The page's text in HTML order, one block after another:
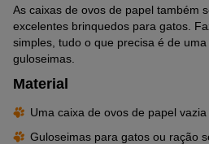
As caixas de ovos de papel também
excelentes brinquedos para gatos.
simples, tudo o que precisa é de
guloseimas.
Material
Uma caixa de ovos de papel vazia
Guloseimas para gatos ou ração